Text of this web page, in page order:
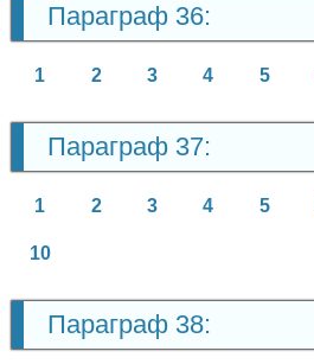
Параграф 36:
1 2 3 4 5
Параграф 37:
1 2 3 4 5
10
Параграф 38: